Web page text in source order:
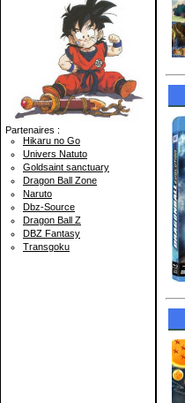
Partenaires :
Hikaru no Go
Univers Natuto
Goldsaint sanctuary
Dragon Ball Zone
Naruto
Dbz-Source
Dragon Ball Z
DBZ Fantasy
Transgoku